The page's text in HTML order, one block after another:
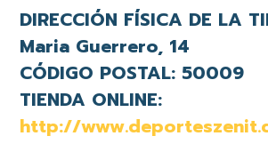
DIRECCIÓN FÍSICA DE LA
Maria Guerrero, 14
CÓDIGO POSTAL: 50009
TIENDA ONLINE:
http://